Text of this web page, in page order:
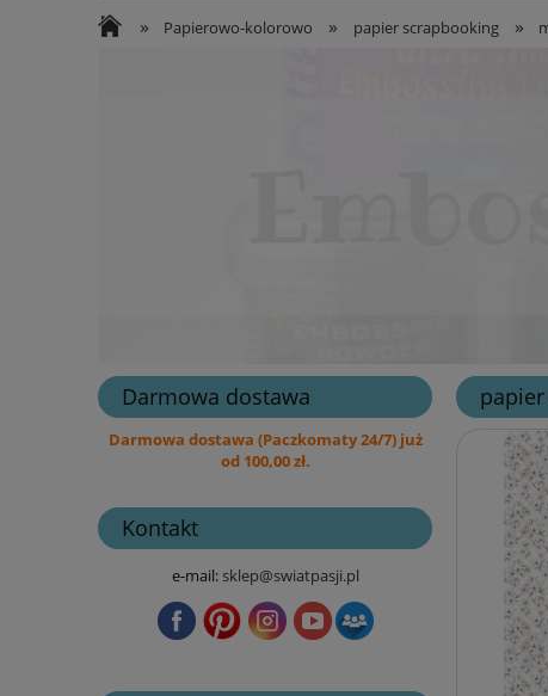
» Papierowo-kolorowo » papier scrapbooking »
Darmowa dostawa
Darmowa dostawa (Paczkomaty 24/7) już
od 100,00 zł.
Kontakt
e-mail:sklep@swiatpasji.pl